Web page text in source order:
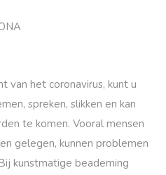
van het coronavirus, kunt u
spreken, slikken en kan
te komen. Vooral mensen
gelegen, kunnen problemen
kunstmatige beademing